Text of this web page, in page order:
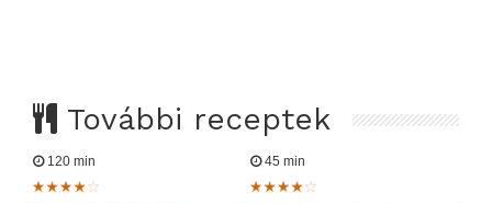
További receptek
120 min 45 min